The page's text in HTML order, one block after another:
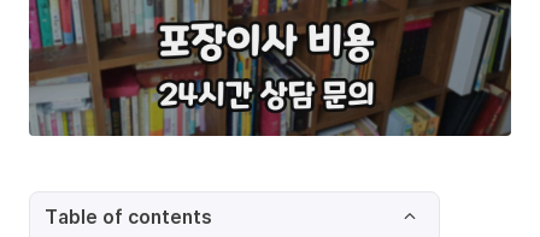
Table of contents